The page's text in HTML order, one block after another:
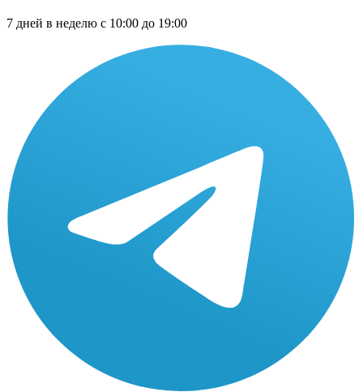
7 дней в неделю с 10:00 до 19:00